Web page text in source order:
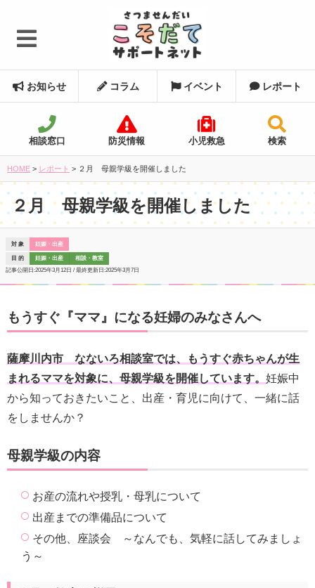
お知らせ コラム イベント レポート
相談窓口 防災情報 小児救急 検索
HOME > レポート > ２月 母親学級を開催しました
２月 母親学級を開催しました
対 象 妊娠・出産
目 的 妊娠・出産
相談・教室
記事公開日:2025年3月12日 / 最終更新日:2025年3月7日
もうすぐ『ママ』になる妊婦のみなさんへ
薩摩川内市 なないろ相談室では、もうすぐ赤ちゃんが生
まれるママを対象に、母親学級を開催しています。 妊娠中
から知っておきたいこと、出産・育児に向けて、一緒に話
をしませんか？
母親学級の内容
お産の流れや授乳・母乳について
出産までの準備品について
その他、座談会 ～なんでも、気軽に話してみましょ
う～